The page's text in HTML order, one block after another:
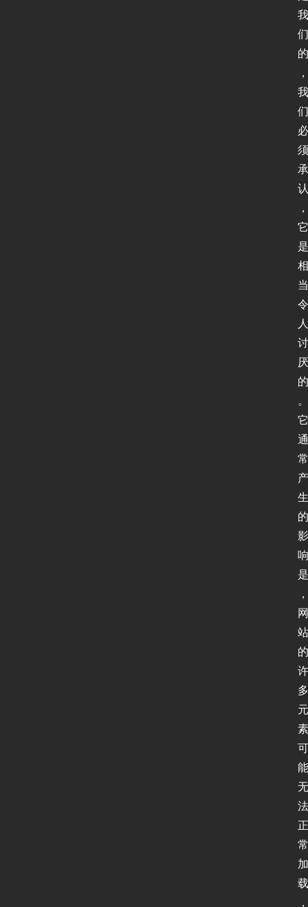
我
们
的
，
我
们
必
须
承
认
，
它
是
相
当
令
人
讨
厌
的
。
它
通
常
产
生
的
影
响
是
，
网
站
的
许
多
元
素
可
能
无
法
正
常
加
载
，